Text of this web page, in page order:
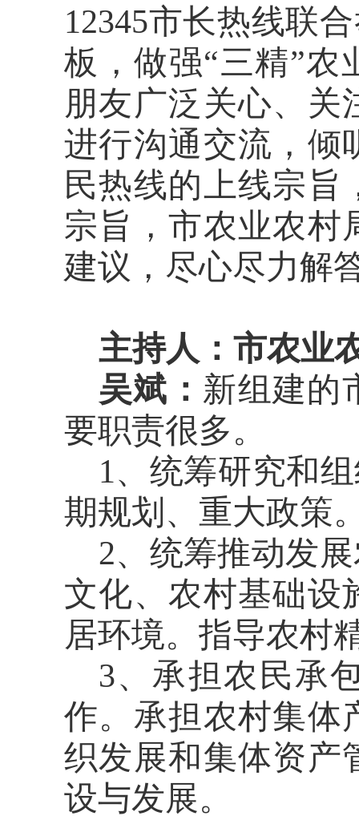
12345市长热线联
板 ， 做强“三精”农
朋友广泛关心、关
进行沟通交流，倾
民热线的上线宗旨
宗旨 ，市农业农村
建议 ， 尽心尽力解
主持人：市农业
吴斌： 新组建的
要职责很多。
1、统筹研究和
期规划、重大政策
2、统筹推动发
文化、农村基础设
居环境。指导农村
3、承担农民承
作。承担农村集体
织发展和集体资产
设与发展。